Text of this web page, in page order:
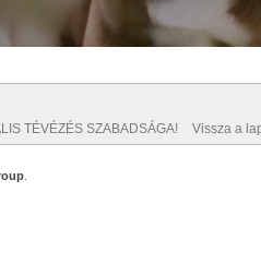
TÉVÉZÉS SZABADSÁGA! Vissza a